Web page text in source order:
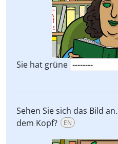
Sie hat grüne
Sehen Sie sich das Bild
dem Kopf?
EN